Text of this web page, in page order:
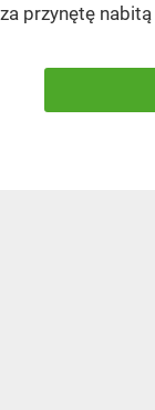
za przynętę